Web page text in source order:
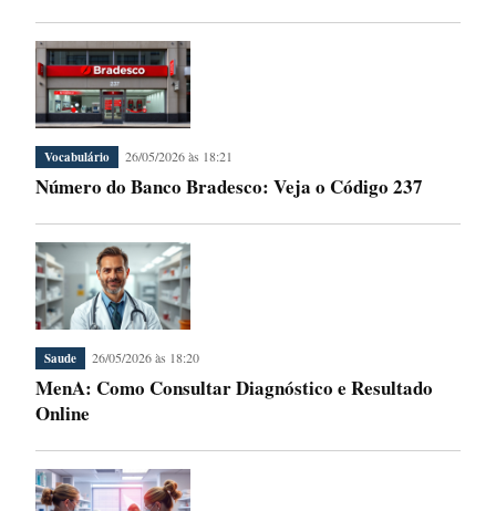
Vocabulário 26/05/2026 às 18:21
Número do Banco Bradesco: Veja o Código 237
Saude 26/05/2026 às 18:20
MenA: Como Consultar Diagnóstico e Resultado
Online